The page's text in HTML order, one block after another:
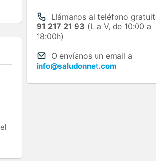
Llámanos al teléfono
91 217 21 93 (L a V, de 10:00 a
18:00h)
O envíanos un email a
info@saludonnet.com